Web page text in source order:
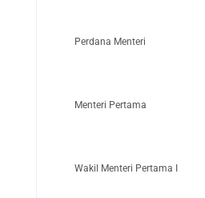
Perdana Menteri
Menteri Pertama
Wakil Menteri Pertama I